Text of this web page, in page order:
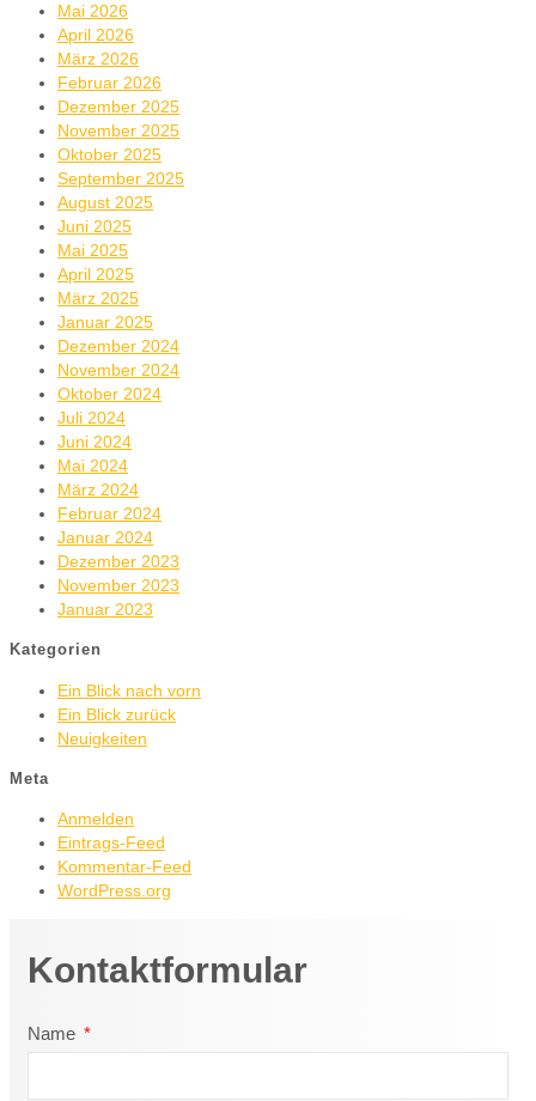
Mai 2026
April 2026
März 2026
Februar 2026
Dezember 2025
November 2025
Oktober 2025
September 2025
August 2025
Juni 2025
Mai 2025
April 2025
März 2025
Januar 2025
Dezember 2024
November 2024
Oktober 2024
Juli 2024
Juni 2024
Mai 2024
März 2024
Februar 2024
Januar 2024
Dezember 2023
November 2023
Januar 2023
Kategorien
Ein Blick nach vorn
Ein Blick zurück
Neuigkeiten
Meta
Anmelden
Eintrags-Feed
Kommentar-Feed
WordPress.org
Kontaktformular
Name